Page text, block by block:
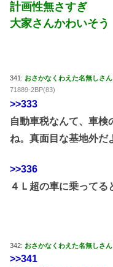
計画性無さすぎ
大家さんかわいそう
341: おさかなくわえた名無しさん
71889-2BP(83)
>>333
自動車税なんて、車検
ね。真面目な基地外だ
>>336
４Ｌ超の車に乗ってる
342: おさかなくわえた名無しさん
>>341